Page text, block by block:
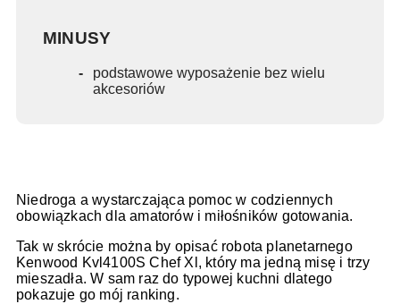
MINUSY
podstawowe wyposażenie bez wielu
akcesoriów
Niedroga a wystarczająca pomoc w codziennych
obowiązkach dla amatorów i miłośników gotowania.
Tak w skrócie można by opisać robota planetarnego
Kenwood Kvl4100S Chef Xl, który ma jedną misę i trzy
mieszadła. W sam raz do typowej kuchni dlatego
pokazuje go mój ranking.